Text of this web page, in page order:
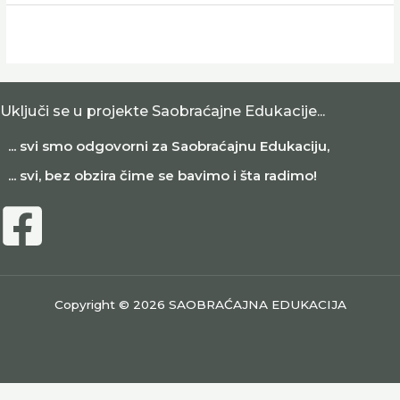
Uključi se u projekte Saobraćajne Edukacije...
... svi smo odgovorni za Saobraćajnu Edukaciju,
... svi, bez obzira čime se bavimo i šta radimo!
Copyright © 2026 SAOBRAĆAJNA EDUKACIJA